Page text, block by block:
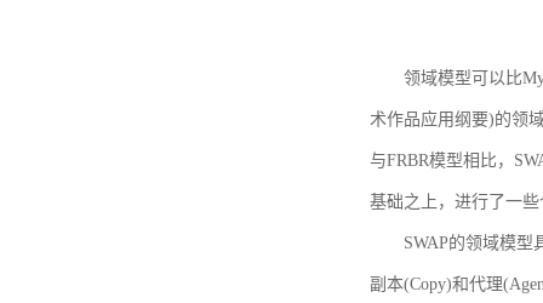
领域模型可以比
术作品应用纲要)的领
与FRBR模型相比，
基础之上，进行了一
SWAP的领域模型
副本(Copy)和代理